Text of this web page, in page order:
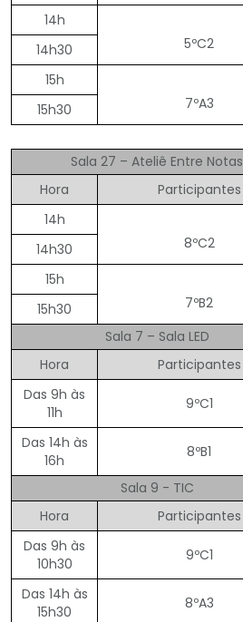
14h
5ºC2
14h30
15h
7ºA3
15h30
Sala 27 – Ateliê Entre Notas
Hora
Participantes
14h
8ºC2
14h30
15h
7ºB2
15h30
Sala 7 – Sala LED
Hora
Participantes
Das 9h às
11h
9ºC1
Das 14h às
16h
8ºB1
Sala 9 - TIC
Hora
Participantes
Das 9h às
10h30
9ºC1
Das 14h às
15h30
8ºA3